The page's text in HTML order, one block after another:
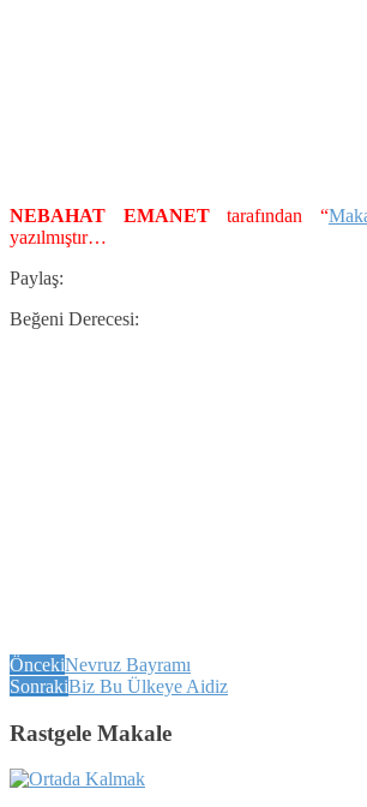
NEBAHAT EMANETtarafından “
yazılmıştır…
Paylaş:
Beğeni Derecesi:
ÖncekiNevruz Bayramı
SonrakiBiz Bu Ülkeye Aidiz
Rastgele Makale